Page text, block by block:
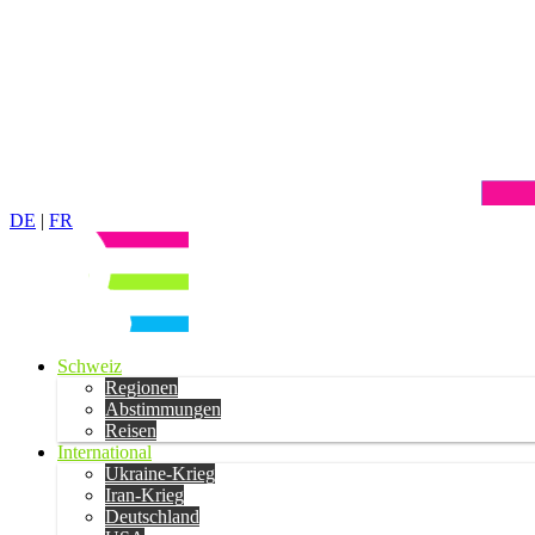
DE | FR
Schweiz
Regionen
Abstimmungen
Reisen
International
Ukraine-Krieg
Iran-Krieg
Deutschland